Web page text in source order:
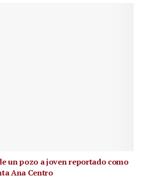
un pozo a joven reportado como
Ana Centro